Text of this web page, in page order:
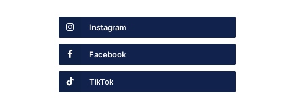
Instagram
Facebook
TikTok